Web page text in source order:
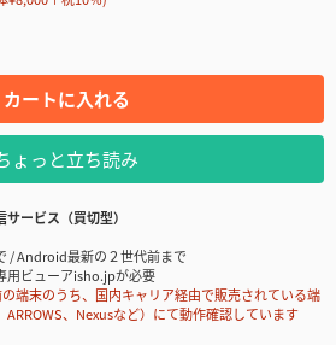
カートに入れる
ょっと立ち読み
ービス（買切型）
/ Android最新の２世代前まで
用ビューアisho.jpが必要
末のうち、国内キャリア経由で販売されている端
ARROWS、Nexusなど）にて動作確認しています